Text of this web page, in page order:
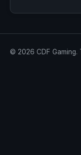
© 2026 CDF Gaming.